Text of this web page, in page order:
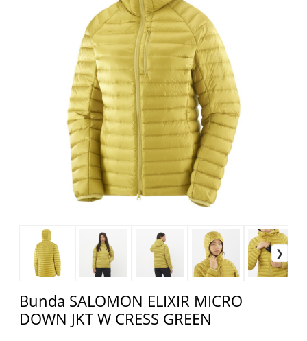
Bunda SALOMON ELIXIR MICRO
DOWN JKT W CRESS GREEN